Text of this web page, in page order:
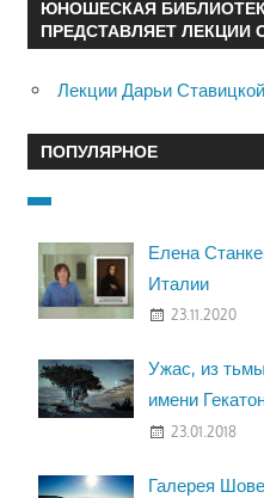
ЮНОШЕСКАЯ
ПРЕДСТАВЛЯЕТ ЛЕКЦИИ
Лекции Дарьи Ставицкой
ПОПУЛЯРНОЕ
Елена
Италии
23.11.2020
Ужас, из
имени
23.01.2018
Галерея